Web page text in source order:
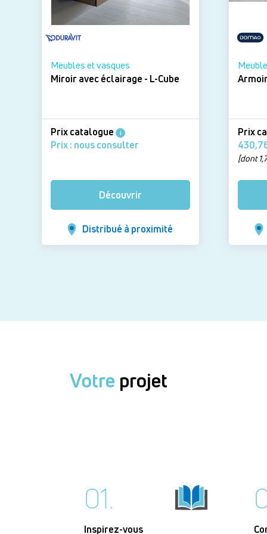
Meubles et vasques
Miroir avec éclairage - L-Cube
Prix catalogue i
Prix : nous consulter
Découvrir
Distribué à proximité
Prix
[dont
Votre projet
01.
Inspirez-vous